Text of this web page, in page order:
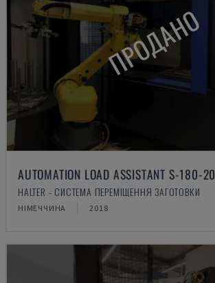
ПРОДАНО
AUTOMATION LOAD ASSISTANT S-180-20
HALTER - СИСТЕМА ПЕРЕМІЩЕННЯ ЗАГОТОВКИ
НІМЕЧЧИНА 2018